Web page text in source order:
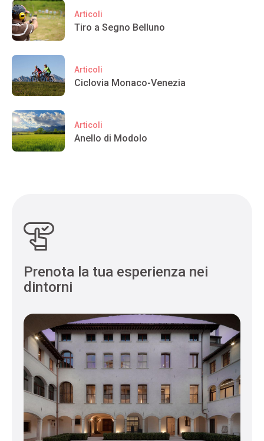
Articoli
Tiro a Segno Belluno
Articoli
Ciclovia Monaco-Venezia
Articoli
Anello di Modolo
Prenota la tua esperienza nei
dintorni